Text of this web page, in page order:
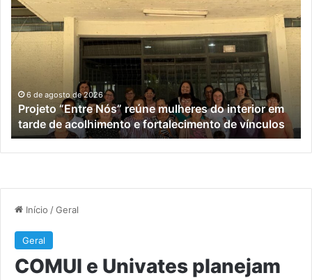
“Entre
Nós”
reúne
mulheres
do
interior
em
tarde
de
acolhimento
e
6 de agosto de 2026
Projeto “Entre Nós” reúne mulheres do interior em
tarde de acolhimento e fortalecimento de vínculos
e